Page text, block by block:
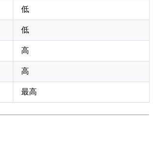
低
低
高
高
最高